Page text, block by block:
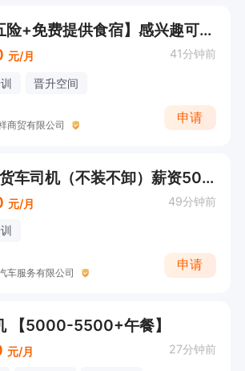
送货司机【五险+免费提供食宿】感兴趣可直接电话联系
元/月 41分钟前
晋升空间
商贸有限公司
申请
招3.8米平板货车司机（不装不卸）薪资5000--8000
元/月 49分钟前
车服务有限公司
申请
【5000-5500+午餐】
元/月 27分钟前